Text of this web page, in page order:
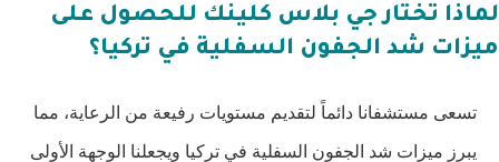
لماذا تختار جي بلاس كلينك للحصول على
ميزات شد الجفون السفلية في تركيا؟
تسعى مستشفانا دائماً لتقديم مستويات رفيعة من الرعاية، مما
يبرز ميزات شد الجفون السفلية في تركيا ويجعلنا الوجهة الأولى